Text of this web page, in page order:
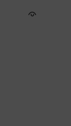
de Pollo en
85Gr